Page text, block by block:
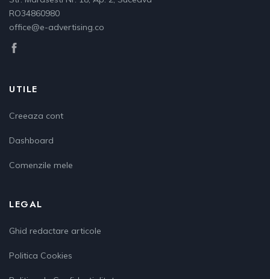
RO34860980
office@e-advertising.co
UTILE
Creeaza cont
Dashboard
Comenzile mele
LEGAL
Ghid redactare articole
Politica Cookies